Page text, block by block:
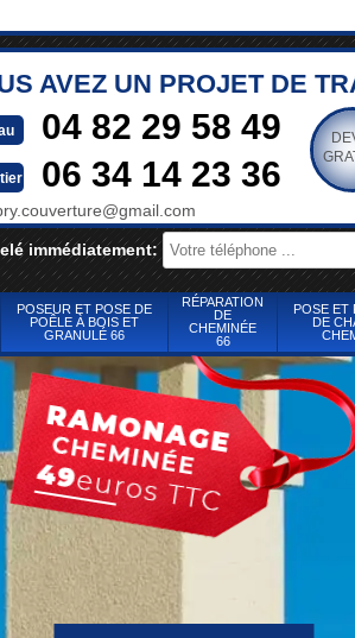
AVEZ UN PROJET DE
04 82 29 58 49
06 34 14 23 36
immédiatement:
POSEUR ET POSE DE
POÊLE À BOIS ET
GRANULÉ 66
RÉPARATION
DE
CHEMINÉE
66
POSE ET
DE